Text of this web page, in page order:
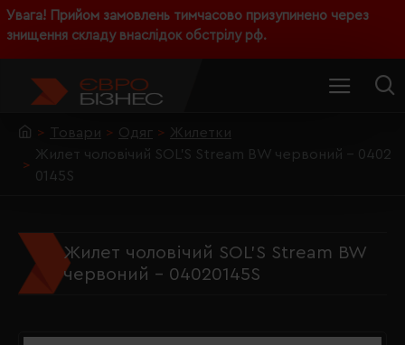
Увага! Прийом замовлень тимчасово призупинено через
знищення складу внаслідок обстрілу рф.
Товари Одяг
Жилетки
Жилет чоловічий SOL'S Stream BW червоний - 0402
0145S
Жилет чоловічий SOL'S Stream BW
червоний - 04020145S